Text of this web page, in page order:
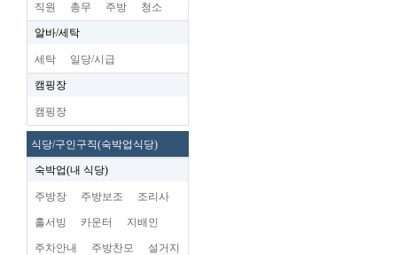
직원 총무 주방 청소
알바/세탁
세탁 일당/시급
캠핑장
캠핑장
식당/구인구직(숙박업식당)
숙박업(내 식당)
주방장 주방보조 조리사
홀서빙 카운터 지배인
주차안내 주방찬모 설거지